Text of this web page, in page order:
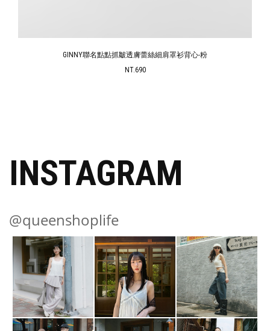
GINNY聯名點點抓皺透膚蕾絲細肩罩衫背心-粉
NT.690
INSTAGRAM
@queenshoplife